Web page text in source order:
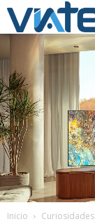
Inicio Curiosidades